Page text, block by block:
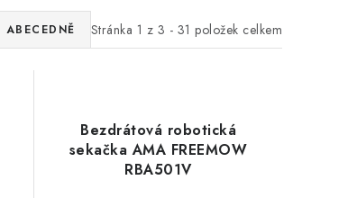
Stránka 1 z 3 - 31 položek celkem
ABECEDNĚ
Bezdrátová robotická
sekačka AMA FREEMOW
RBA501V